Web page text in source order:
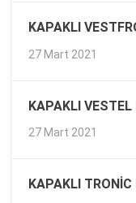
KAPAKLI
27 Mart 2021
KAPAKLI VESTEL
27 Mart 2021
KAPAKLI TRONIC